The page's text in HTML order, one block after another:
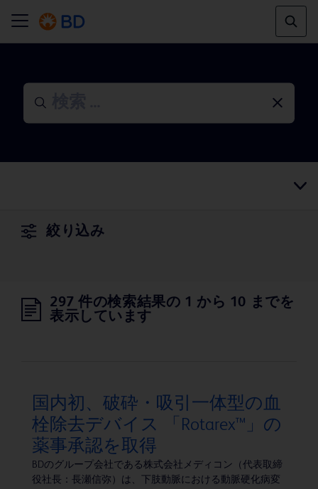
絞り込み
297 件の検索結果の 1 から 10 までを
表示しています
国内初、破砕・吸引一体型の血
栓除去デバイス 「Rotarex™」の
薬事承認を取得
BDのグループ会社である株式会社メディコン（代表取締
役社長：長瀬信弥）は、下肢動脈における動脈硬化病変